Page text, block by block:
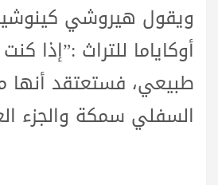
ويقول هيروشي
أوكاياما للتراث :”إذا
طبيعي، فستعتقد أنها
السفلي سمكة والجزء